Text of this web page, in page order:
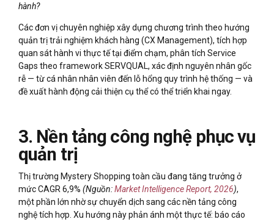
hành?
Các đơn vị chuyên nghiệp xây dựng chương trình theo hướng
quản trị trải nghiệm khách hàng (CX Management), tích hợp
quan sát hành vi thực tế tại điểm chạm, phân tích Service
Gaps theo framework SERVQUAL, xác định nguyên nhân gốc
rễ — từ cá nhân nhân viên đến lỗ hổng quy trình hệ thống — và
đề xuất hành động cải thiện cụ thể có thể triển khai ngay.
3. Nền tảng công nghệ phục vụ
quản trị
Thị trường Mystery Shopping toàn cầu đang tăng trưởng ở
mức CAGR 6,9% (Nguồn:Market Intelligence Report, 2026),
một phần lớn nhờ sự chuyển dịch sang các nền tảng công
nghệ tích hợp. Xu hướng này phản ánh một thực tế: báo cáo